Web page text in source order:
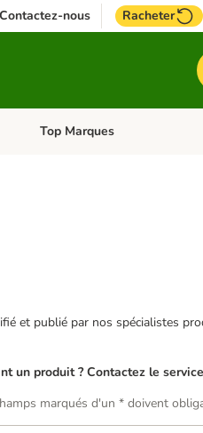
Contactez-nous Racheter
Oiseau
Dérouler les catégories: Cheval
Top Marques
et publié par nos spécialistes
un produit ? Contactez le
marqués d'un * doivent